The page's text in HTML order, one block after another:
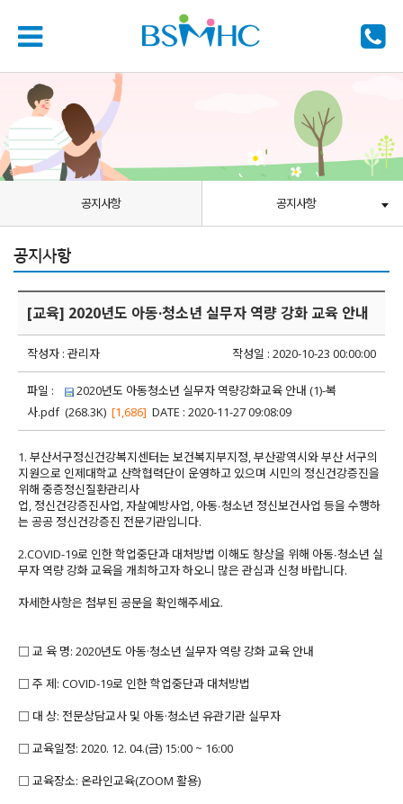
공지사항 공지사항
공지사항
[교육] 2020년도 아동·청소년 실무자 역량 강화 교육 안내
작성자 : 관리자 작성일 : 2020-10-23 00:00:00
파일 :
2020년도 아동청소년 실무자 역량강화교육 안내 (1)-복
사.pdf (268.3K) [1,686] DATE : 2020-11-27 09:08:09
1. 부산서구정신건강복지센터는 보건복지부지정, 부산광역시와 부산 서구의
지원으로 인제대학교 산학협력단이 운영하고 있으며 시민의 정신건강증진을
위해 중증정신질환관리사
업, 정신건강증진사업, 자살예방사업, 아동∙청소년 정신보건사업 등을 수행하
는 공공 정신건강증진 전문기관입니다.
2.COVID-19로 인한 학업중단과 대처방법 이해도 향상을 위해 아동∙청소년 실
무자 역량 강화 교육을 개최하고자 하오니 많은 관심과 신청 바랍니다.
자세한사항은 첨부된 공문을 확인해주세요.
□ 교 육 명: 2020년도 아동·청소년 실무자 역량 강화 교육 안내
□ 주 제: COVID-19로 인한 학업중단과 대처방법
□ 대 상: 전문상담교사 및 아동·청소년 유관기관 실무자
□ 교육일정: 2020. 12. 04.(금) 15:00 ~ 16:00
□ 교육장소: 온라인교육(ZOOM 활용)